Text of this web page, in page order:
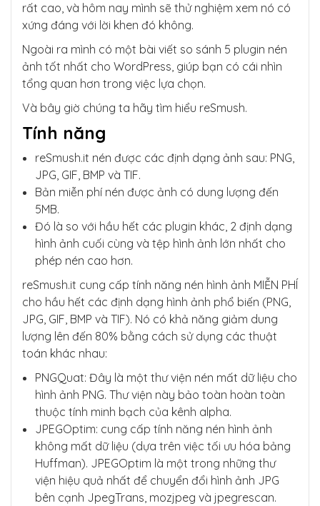
rất cao, và hôm nay mình sẽ thử nghiệm xem nó có
xứng đáng với lời khen đó không.
Ngoài ra mình có một bài viết so sánh 5 plugin nén
ảnh tốt nhất cho WordPress, giúp bạn có cái nhìn
tổng quan hơn trong việc lựa chọn.
Và bây giờ chúng ta hãy tìm hiểu reSmush.
Tính năng
reSmush.it nén được các định dạng ảnh sau: PNG,
JPG, GIF, BMP và TIF.
Bản miễn phí nén được ảnh có dung lượng đến
5MB.
Đó là so với hầu hết các plugin khác, 2 định dạng
hình ảnh cuối cùng và tệp hình ảnh lớn nhất cho
phép nén cao hơn.
reSmush.it cung cấp tính năng nén hình ảnh MIỄN PHÍ
cho hầu hết các định dạng hình ảnh phổ biến (PNG,
JPG, GIF, BMP và TIF). Nó có khả năng giảm dung
lượng lên đến 80% bằng cách sử dụng các thuật
toán khác nhau:
PNGQuat: Đây là một thư viện nén mất dữ liệu cho
hình ảnh PNG. Thư viện này bảo toàn hoàn toàn
thuộc tính minh bạch của kênh alpha.
JPEGOptim: cung cấp tính năng nén hình ảnh
không mất dữ liệu (dựa trên việc tối ưu hóa bảng
Huffman). JPEGOptim là một trong những thư
viện hiệu quả nhất để chuyển đổi hình ảnh JPG
bên cạnh JpegTrans, mozjpeg và jpegrescan.